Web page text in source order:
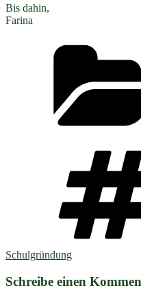
Bis dahin,
Farina
Schulgründung
Schreibe einen